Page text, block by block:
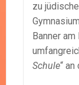
zu
Banner
Schule“